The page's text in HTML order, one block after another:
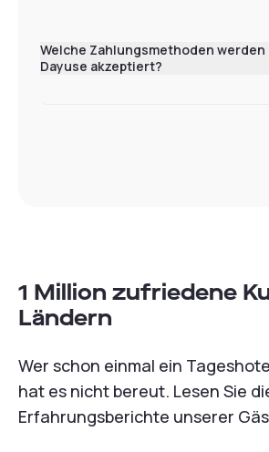
Welche Zahlungsmethoden werden
Dayuse akzeptiert?
1 Million zufriedene
Ländern
Wer schon einmal ein
hat es nicht bereut. Lesen Sie
Erfahrungsberichte unserer